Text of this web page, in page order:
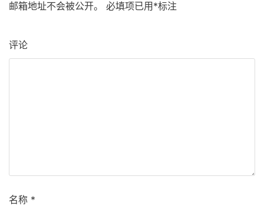
邮箱地址不会被公开。 必填项已用 *标注
评论
名称 *